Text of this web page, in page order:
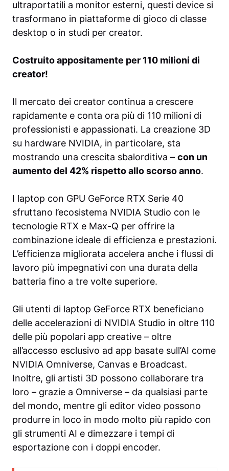
ultraportatili a monitor esterni, questi device si
trasformano in piattaforme di gioco di classe
desktop o in studi per creator.
Costruito appositamente per 110 milioni di
creator!
Il mercato dei creator continua a crescere
rapidamente e conta ora più di 110 milioni di
professionisti e appassionati. La creazione 3D
su hardware NVIDIA, in particolare, sta
mostrando una crescita sbalorditiva – con un
aumento del 42% rispetto allo scorso anno.
I laptop con GPU GeForce RTX Serie 40
sfruttano l’ecosistema NVIDIA Studio con le
tecnologie RTX e Max-Q per offrire la
combinazione ideale di efficienza e prestazioni.
L’efficienza migliorata accelera anche i flussi di
lavoro più impegnativi con una durata della
batteria fino a tre volte superiore.
Gli utenti di laptop GeForce RTX beneficiano
delle accelerazioni di NVIDIA Studio in oltre 110
delle più popolari app creative – oltre
all’accesso esclusivo ad app basate sull’AI come
NVIDIA Omniverse, Canvas e Broadcast.
Inoltre, gli artisti 3D possono collaborare tra
loro – grazie a Omniverse – da qualsiasi parte
del mondo, mentre gli editor video possono
produrre in loco in modo molto più rapido con
gli strumenti AI e dimezzare i tempi di
esportazione con i doppi encoder.